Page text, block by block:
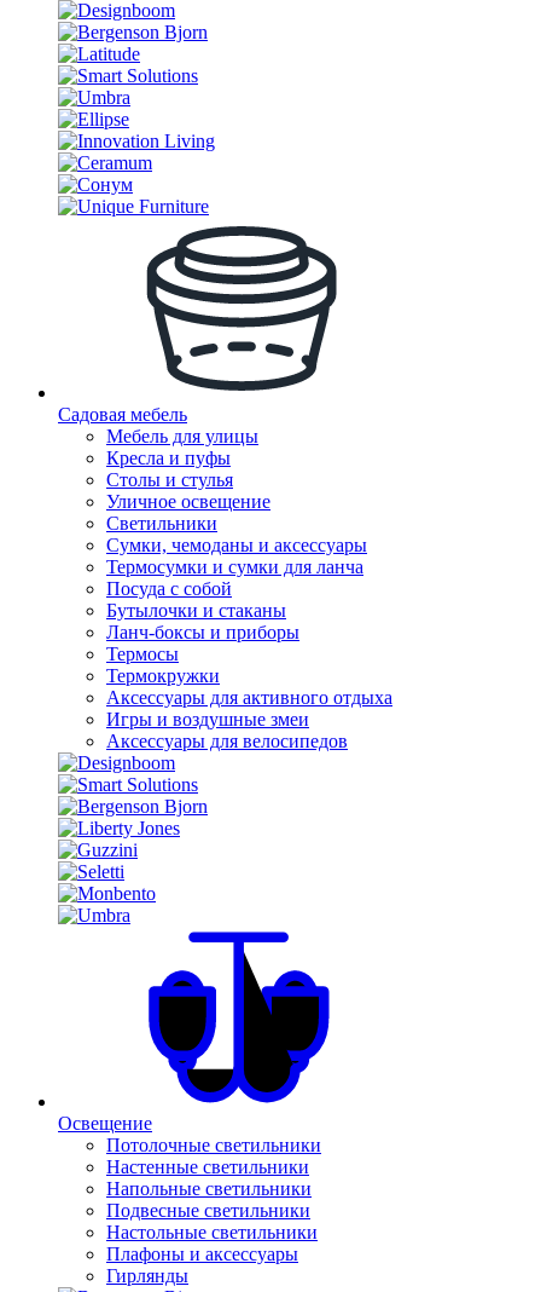
Садовая мебель
Мебель для улицы
Кресла и пуфы
Столы и стулья
Уличное освещение
Светильники
Сумки, чемоданы и аксессуары
Термосумки и сумки для ланча
Посуда с собой
Бутылочки и стаканы
Ланч-боксы и приборы
Термосы
Термокружки
Аксессуары для активного отдыха
Игры и воздушные змеи
Аксессуары для велосипедов
Освещение
Потолочные светильники
Настенные светильники
Напольные светильники
Подвесные светильники
Настольные светильники
Плафоны и аксессуары
Гирлянды